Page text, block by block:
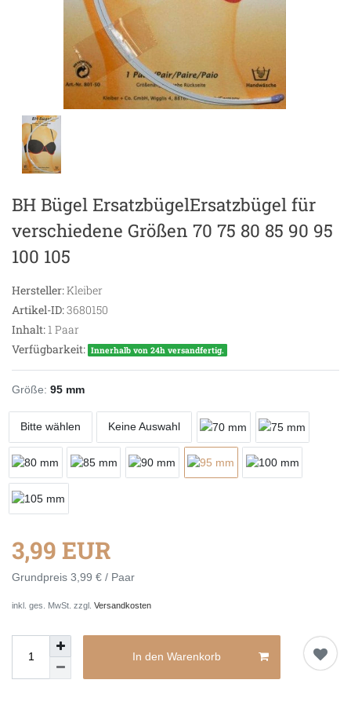
BH Bügel ErsatzbügelErsatzbügel für
verschiedene Größen 70 75 80 85 90 95
100 105
Hersteller:Kleiber
Artikel-ID:3680150
Inhalt:1 Paar
Verfügbarkeit: Innerhalb von 24h versandfertig.
Größe: 95 mm
Bitte wählen Keine Auswahl
3,99 EUR
Grundpreis 3,99 € / Paar
inkl. ges. MwSt. zzgl. Versandkosten
In den Warenkorb